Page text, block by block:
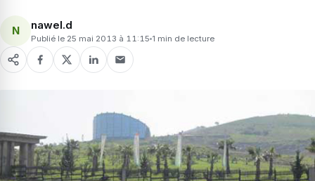
N nawel.d
Publié le 25 mai 2013 à 11:15 1 min de lecture